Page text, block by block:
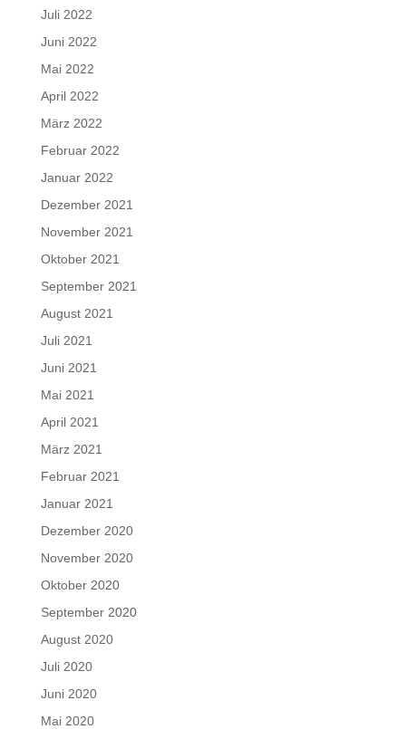
Juli 2022
Juni 2022
Mai 2022
April 2022
März 2022
Februar 2022
Januar 2022
Dezember 2021
November 2021
Oktober 2021
September 2021
August 2021
Juli 2021
Juni 2021
Mai 2021
April 2021
März 2021
Februar 2021
Januar 2021
Dezember 2020
November 2020
Oktober 2020
September 2020
August 2020
Juli 2020
Juni 2020
Mai 2020